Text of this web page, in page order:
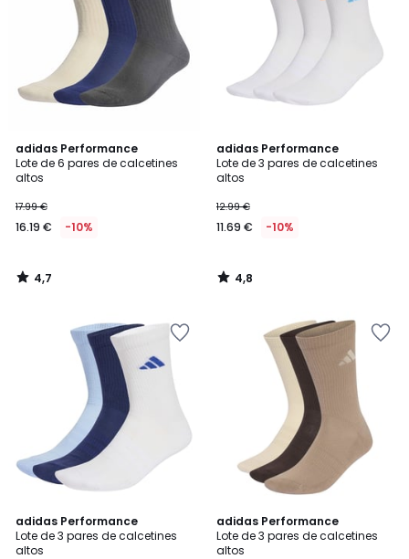
adidas Performance
Lote de 6 pares de calcetines
altos
17.99 €
16.19 € -10%
4,7
/ 5
4,7
/
adidas Performance
Lote de 3 pares de calcetines
altos
12.99 €
11.69 € -10%
4,8
/ 5
4,8
/
adidas Performance
Lote de 3 pares de calcetines
altos
4,8
/ 5
adidas Performance
Lote de 3 pares de calcetines
altos
4,8
/ 5